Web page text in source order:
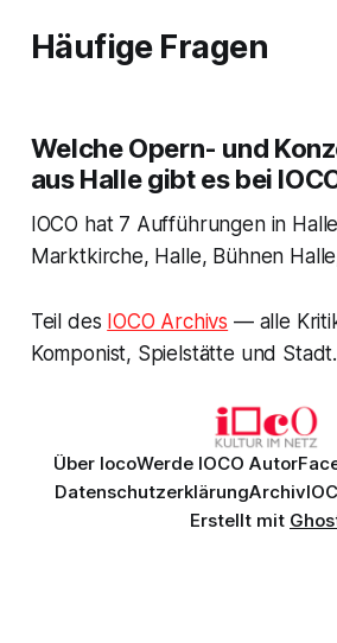
Häufige Fragen
Welche Opern- und
aus Halle gibt es bei
IOCO hat 7 Aufführungen in
Marktkirche, Halle, Bühnen
Teil des IOCO Archivs — alle
Komponist, Spielstätte und Stadt.
Über IocoWerde IOCO Autor
DatenschutzerklärungArchiv
Erstellt mit